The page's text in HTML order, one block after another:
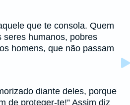
que te consola. Quem
seres humanos, pobres
homens, que não passam
diante deles, porque
de proteger-te!” Assim diz